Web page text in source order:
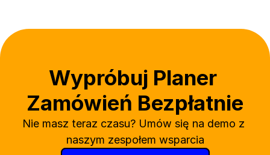
Wypróbuj Planer
Zamówień Bezpłatnie
Nie masz teraz czasu? Umów się na demo z
naszym zespołem wsparcia